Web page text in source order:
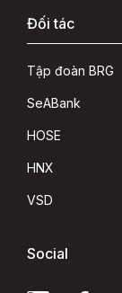
Đối tác
Tập đoàn BRG
SeABank
HOSE
HNX
VSD
Social